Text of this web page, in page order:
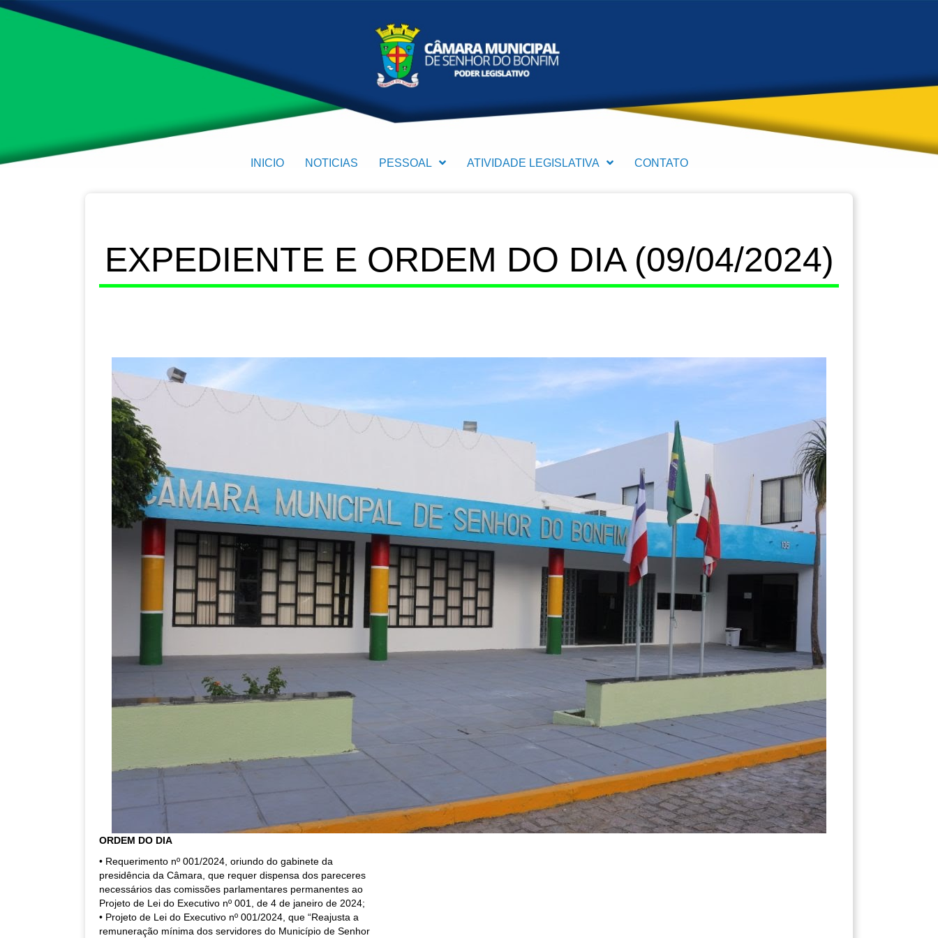
INICIO NOTICIAS PESSOAL ATIVIDADE LEGISLATIVA CONTATO
EXPEDIENTE E ORDEM DO DIA (09/04/2024)
ORDEM DO DIA
• Requerimento nº 001/2024, oriundo do gabinete da
presidência da Câmara, que requer dispensa dos pareceres
necessários das comissões parlamentares permanentes ao
Projeto de Lei do Executivo nº 001, de 4 de janeiro de 2024;
• Projeto de Lei do Executivo nº 001/2024, que “Reajusta a
remuneração mínima dos servidores do Município de Senhor